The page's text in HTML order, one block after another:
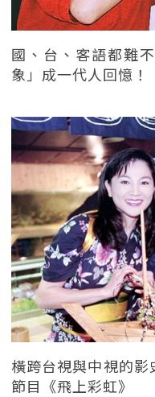
國、台、客語都難
象」成一代人回憶！
橫跨台視與中視的
節目《飛上彩虹》